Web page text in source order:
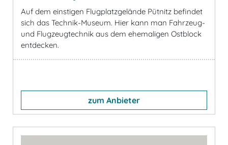
Auf dem einstigen Flugplatzgelände Pütnitz befindet
sich das Technik-Museum. Hier kann man Fahrzeug-
und Flugzeugtechnik aus dem ehemaligen Ostblock
entdecken.
zum Anbieter